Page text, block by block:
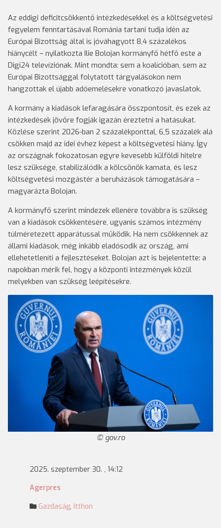
Az eddigi deficitcsökkentő intézkedésekkel és a költségvetési
fegyelem fenntartásával Románia tartani tudja idén az
Európai Bizottság által is jóváhagyott 8,4 százalékos
hiánycélt – nyilatkozta Ilie Bolojan kormányfő hétfő este a
Digi24 televíziónak. Mint mondta: sem a koalícióban, sem az
Európai Bizottsággal folytatott tárgyalásokon nem
hangzottak el újabb adóemelésekre vonatkozó javaslatok.
A kormány a kiadások lefaragására összpontosít, és ezek az
intézkedések jövőre fogják igazán éreztetni a hatásukat.
Közlése szerint 2026-ban 2 százalékponttal, 6,5 százalék alá
csökken majd az idei évhez képest a költségvetési hiány. Így
az országnak fokozatosan egyre kevesebb külföldi hitelre
lesz szüksége, stabilizálódik a kölcsönök kamata, és lesz
költségvetési mozgástér a beruházások támogatására –
magyarázta Bolojan.
A kormányfő szerint mindezek ellenére továbbra is szükség
van a kiadások csökkentésére, ugyanis számos intézmény
túlméretezett apparátussal működik. Ha nem csökkennek az
állami kiadások, még inkább eladósodik az ország, ami
ellehetetleníti a fejlesztéseket. Bolojan azt is bejelentette: a
napokban mérik fel, hogy a központi intézmények közül
melyekben van szükség leépítésekre.
gov.ro
2025. szeptember 30. , 14:12
Agerpres
Gazdaság, Itthon